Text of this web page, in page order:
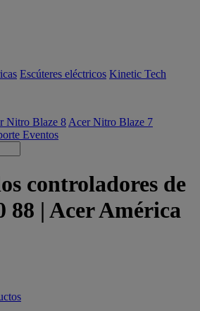
Escúteres eléctricos Kinetic Tech
Nitro Blaze 8 Acer Nitro Blaze 7
Eventos
controladores de
88 | Acer América